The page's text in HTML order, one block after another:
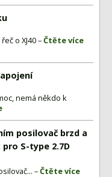
o XJ40 –Čtěte více
nemá někdo k
posilovač brzd a
S-type 2.7D
–Čtěte více